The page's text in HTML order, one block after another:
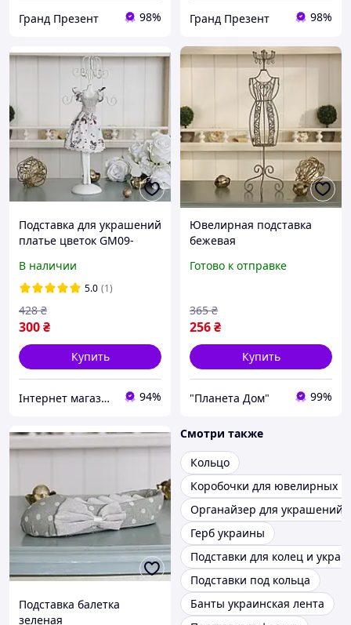
Гранд Презент 98% Гранд Презент 98%
Подставка для украшений
платье цветок GM09-
GM09-J9021A
В наличии
5.0 (1)
300₴
428 ₴
Купить
Інтернет магазин Mobizoo 94%
Ювелирная подставка
бежевая
Готово к отправке
256₴
365 ₴
Купить
"Планета Дом" 99%
Подставка балетка
зеленая
Смотри также
Кольцо
Коробочки для ювелирных
Органайзер для украшений
Герб украины
Подставки для колец и
Подставки под кольца
Банты украинская лента